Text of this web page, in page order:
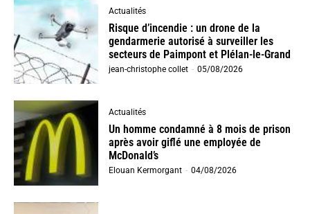
Actualités
Risque d’incendie : un drone de la
gendarmerie autorisé à surveiller les
secteurs de Paimpont et Plélan-le-Grand
jean-christophe collet - 05/08/2026
Actualités
Un homme condamné à 8 mois de prison
après avoir giflé une employée de
McDonald’s
Elouan Kermorgant - 04/08/2026